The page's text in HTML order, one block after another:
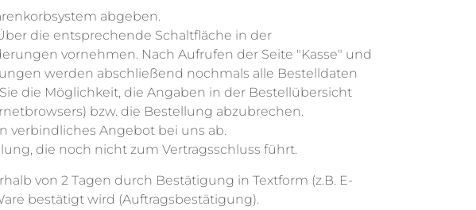
abgeben.
die entsprechende Schaltfläche in der
vornehmen. Nach Aufrufen der Seite "Kasse" und
werden abschließend nochmals alle Bestelldaten
die Möglichkeit, die Angaben in der Bestellübersicht
bzw. die Bestellung abzubrechen.
verbindliches Angebot bei uns ab.
die noch nicht zum Vertragsschluss führt.
von 2 Tagen durch Bestätigung in Textform (z.B. E-
bestätigt wird (Auftragsbestätigung).